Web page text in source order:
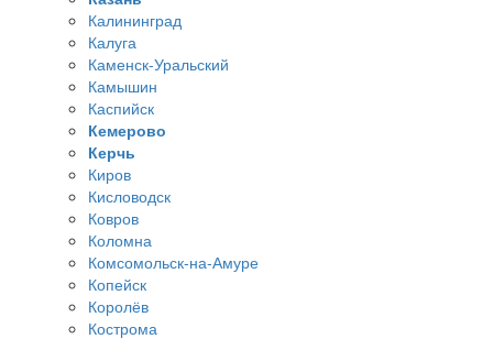
Калининград
Калуга
Каменск-Уральский
Камышин
Каспийск
Кемерово
Керчь
Киров
Кисловодск
Ковров
Коломна
Комсомольск-на-Амуре
Копейск
Королёв
Кострома